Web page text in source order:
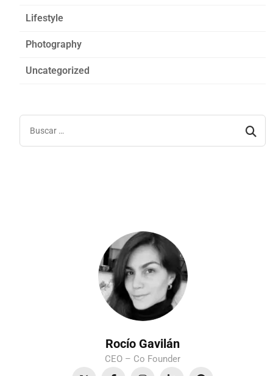
Lifestyle
Photography
Uncategorized
Rocío Gavilán
CEO – Co Founder